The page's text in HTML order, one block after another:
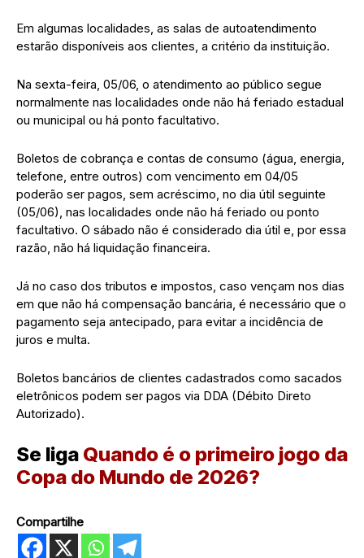
Em algumas localidades, as salas de autoatendimento
estarão disponíveis aos clientes, a critério da instituição.
Na sexta-feira, 05/06, o atendimento ao público segue
normalmente nas localidades onde não há feriado estadual
ou municipal ou há ponto facultativo.
Boletos de cobrança e contas de consumo (água, energia,
telefone, entre outros) com vencimento em 04/05
poderão ser pagos, sem acréscimo, no dia útil seguinte
(05/06), nas localidades onde não há feriado ou ponto
facultativo. O sábado não é considerado dia útil e, por essa
razão, não há liquidação financeira.
Já no caso dos tributos e impostos, caso vençam nos dias
em que não há compensação bancária, é necessário que o
pagamento seja antecipado, para evitar a incidência de
juros e multa.
Boletos bancários de clientes cadastrados como sacados
eletrônicos podem ser pagos via DDA (Débito Direto
Autorizado).
Se liga Quando é o primeiro jogo da
Copa do Mundo de 2026?
Compartilhe